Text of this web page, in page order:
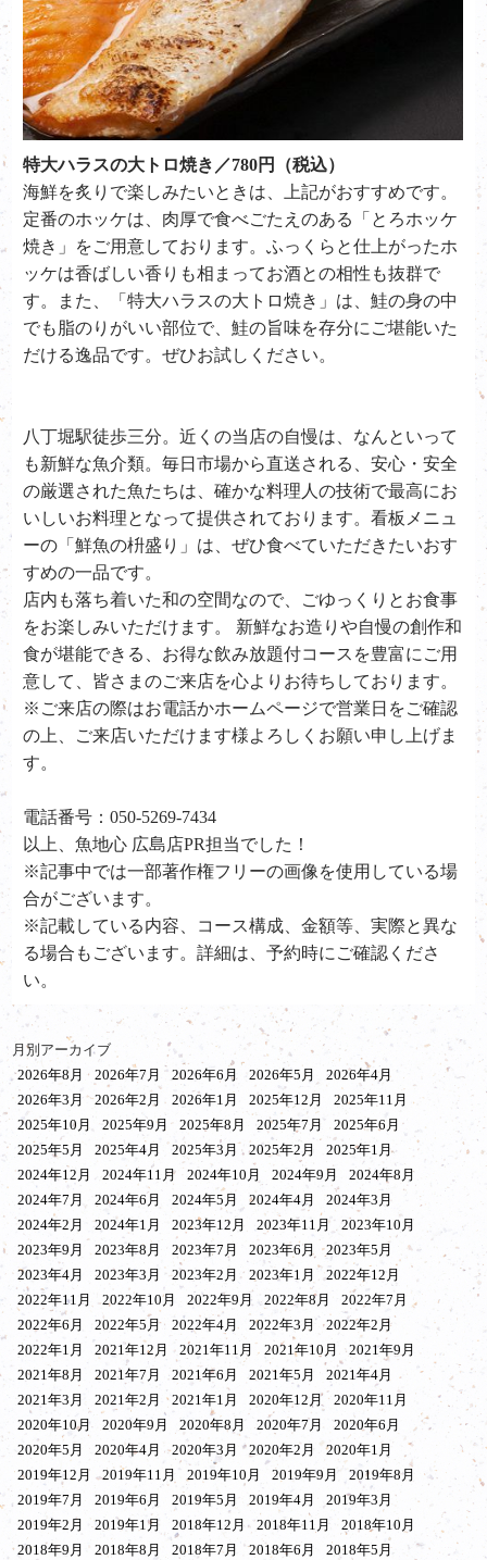
特大ハラスの大トロ焼き／780円（税込）
海鮮を炙りで楽しみたいときは、上記がおすすめです。
定番のホッケは、肉厚で食べごたえのある「とろホッケ
焼き」をご用意しております。ふっくらと仕上がったホ
ッケは香ばしい香りも相まってお酒との相性も抜群で
す。また、「特大ハラスの大トロ焼き」は、鮭の身の中
でも脂のりがいい部位で、鮭の旨味を存分にご堪能いた
だける逸品です。ぜひお試しください。
八丁堀駅徒歩三分。近くの当店の自慢は、なんといって
も新鮮な魚介類。毎日市場から直送される、安心・安全
の厳選された魚たちは、確かな料理人の技術で最高にお
いしいお料理となって提供されております。看板メニュ
ーの「鮮魚の枡盛り」は、ぜひ食べていただきたいおす
すめの一品です。
店内も落ち着いた和の空間なので、ごゆっくりとお食事
をお楽しみいただけます。 新鮮なお造りや自慢の創作和
食が堪能できる、お得な飲み放題付コースを豊富にご用
意して、皆さまのご来店を心よりお待ちしております。
※ご来店の際はお電話かホームページで営業日をご確認
の上、ご来店いただけます様よろしくお願い申し上げま
す。
電話番号：050-5269-7434
以上、魚地心 広島店PR担当でした！
※記事中では一部著作権フリーの画像を使用している場
合がございます。
※記載している内容、コース構成、金額等、実際と異な
る場合もございます。詳細は、予約時にご確認くださ
い。
月別アーカイブ
2026年8月
2026年7月 2026年6月 2026年5月
2026年4月
2026年3月
2026年2月 2026年1月 2025年12月
2025年11月
2025年10月
2025年9月 2025年8月 2025年7月
2025年6月
2025年5月
2025年4月 2025年3月 2025年2月
2025年1月
2024年12月
2024年11月 2024年10月 2024年9月
2024年8月
2024年7月
2024年6月 2024年5月 2024年4月
2024年3月
2024年2月
2024年1月 2023年12月 2023年11月
2023年10月
2023年9月
2023年8月 2023年7月 2023年6月
2023年5月
2023年4月
2023年3月 2023年2月 2023年1月
2022年12月
2022年11月
2022年10月 2022年9月 2022年8月
2022年7月
2022年6月
2022年5月 2022年4月 2022年3月
2022年2月
2022年1月
2021年12月 2021年11月 2021年10月
2021年9月
2021年8月
2021年7月 2021年6月 2021年5月
2021年4月
2021年3月
2021年2月 2021年1月 2020年12月
2020年11月
2020年10月
2020年9月 2020年8月 2020年7月
2020年6月
2020年5月
2020年4月 2020年3月 2020年2月
2020年1月
2019年12月
2019年11月 2019年10月 2019年9月
2019年8月
2019年7月
2019年6月 2019年5月 2019年4月
2019年3月
2019年2月
2019年1月 2018年12月 2018年11月
2018年10月
2018年9月
2018年8月 2018年7月 2018年6月
2018年5月